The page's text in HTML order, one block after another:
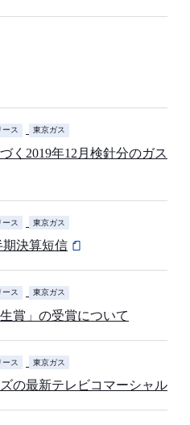
ース 東京ガス
く2019年12月検針分のガス
ース 東京ガス
期決算短信
ース 東京ガス
賞」の受賞について
ース 東京ガス
の最新テレビコマーシャル